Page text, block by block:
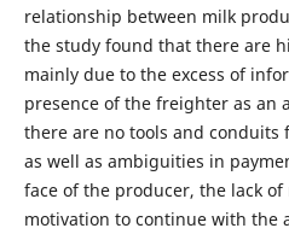
relationship between milk
the study found that there are
mainly due to the excess of
presence of the freighter as an
there are no tools and conduits
as well as ambiguities in
face of the producer, the lack
motivation to continue with the